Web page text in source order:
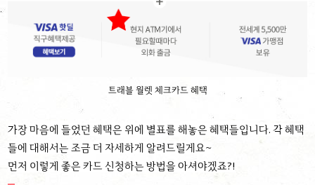
트래블 월렛 체크카드 혜택
가장 마음에 들었던 혜택은 위에 별표를 해놓은 혜택들입니다. 각 혜택
들에 대해서는 조금 더 자세하게 알려드릴게요~
먼저 이렇게 좋은 카드 신청하는 방법을 아셔야겠죠?!